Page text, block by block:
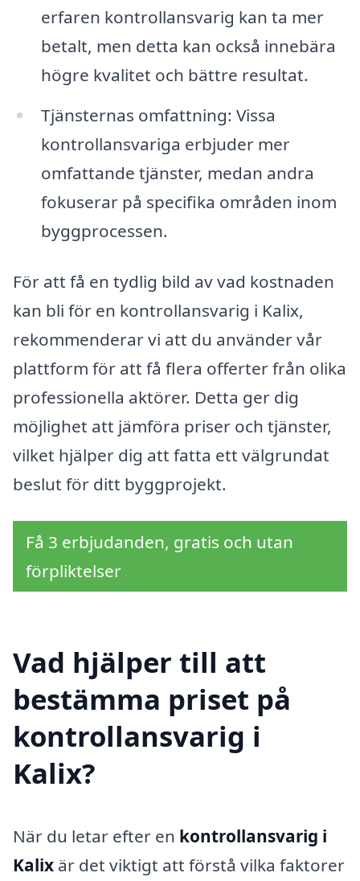
erfaren kontrollansvarig kan ta mer
betalt, men detta kan också innebära
högre kvalitet och bättre resultat.
Tjänsternas omfattning: Vissa
kontrollansvariga erbjuder mer
omfattande tjänster, medan andra
fokuserar på specifika områden inom
byggprocessen.
För att få en tydlig bild av vad kostnaden
kan bli för en kontrollansvarig i Kalix,
rekommenderar vi att du använder vår
plattform för att få flera offerter från olika
professionella aktörer. Detta ger dig
möjlighet att jämföra priser och tjänster,
vilket hjälper dig att fatta ett välgrundat
beslut för ditt byggprojekt.
Få 3 erbjudanden, gratis och utan
förpliktelser
Vad hjälper till att
bestämma priset på
kontrollansvarig i
Kalix?
När du letar efter en kontrollansvarig i
Kalix är det viktigt att förstå vilka faktorer